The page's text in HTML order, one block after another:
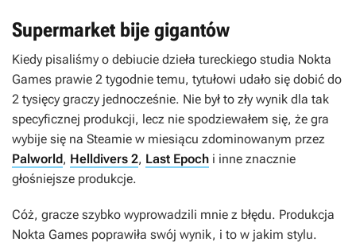
Supermarket bije gigantów
Kiedy pisaliśmy o debiucie dzieła tureckiego studia Nokta
Games prawie 2 tygodnie temu, tytułowi udało się dobić do
2 tysięcy graczy jednocześnie. Nie był to zły wynik dla tak
specyficznej produkcji, lecz nie spodziewałem się, że gra
wybije się na Steamie w miesiącu zdominowanym przez
Palworld, Helldivers 2, Last Epoch i inne znacznie
głośniejsze produkcje.
Cóż, gracze szybko wyprowadzili mnie z błędu. Produkcja
Nokta Games poprawiła swój wynik, i to w jakim stylu.